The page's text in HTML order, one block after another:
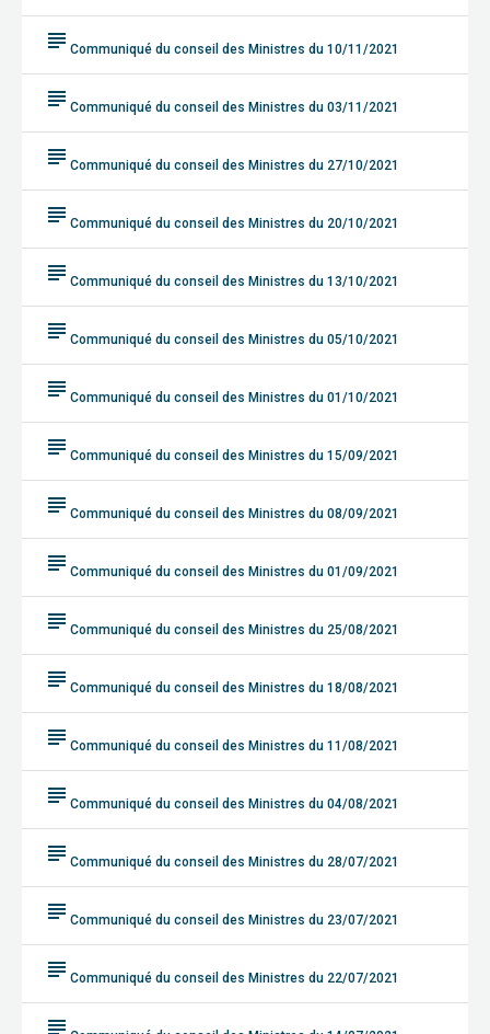
subject Communiqué du conseil des Ministres du 10/11/2021
subject Communiqué du conseil des Ministres du 03/11/2021
subject Communiqué du conseil des Ministres du 27/10/2021
subject Communiqué du conseil des Ministres du 20/10/2021
subject Communiqué du conseil des Ministres du 13/10/2021
subject Communiqué du conseil des Ministres du 05/10/2021
subject Communiqué du conseil des Ministres du 01/10/2021
subject Communiqué du conseil des Ministres du 15/09/2021
subject Communiqué du conseil des Ministres du 08/09/2021
subject Communiqué du conseil des Ministres du 01/09/2021
subject Communiqué du conseil des Ministres du 25/08/2021
subject Communiqué du conseil des Ministres du 18/08/2021
subject Communiqué du conseil des Ministres du 11/08/2021
subject Communiqué du conseil des Ministres du 04/08/2021
subject Communiqué du conseil des Ministres du 28/07/2021
subject Communiqué du conseil des Ministres du 23/07/2021
subject Communiqué du conseil des Ministres du 22/07/2021
subject